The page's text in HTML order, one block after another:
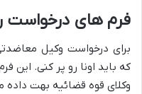
فرم های درخواست
برای درخواست وکیل
که باید اونا رو پر کنی. این
وکلای قوه قضائیه بهت داده